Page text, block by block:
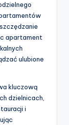
apartament
ulubione
kluczową
dzielnicach,
i